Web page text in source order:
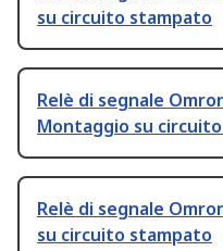
su circuito stampato
Relè di segnale
Montaggio su
Relè di segnale
su circuito stampato